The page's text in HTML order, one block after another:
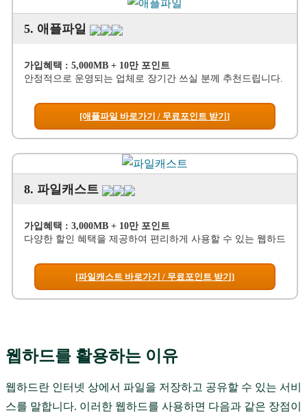
5. 애플파일
가입혜택 : 5,000MB + 10만 포인트
안정적으로 운영되는 업체로 장기간 쓰실 분께 추천드립니다.
[애플파일 바로가기 / 무료포인트 받기]
8. 파일캐스트
가입혜택 : 3,000MB + 10만 포인트
다양한 할인 혜택을 제공하여 편리하게 사용할 수 있는 웹하드
[파일캐스트 바로가기 / 무료포인트 받기]
웹하드를 활용하는 이유
웹하드란 인터넷 상에서 파일을 저장하고 공유할 수 있는 서비
스를 말합니다. 이러한 웹하드를 사용하면 다음과 같은 장점이